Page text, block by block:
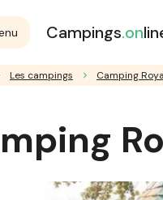
Campings.on
Les campings Camping